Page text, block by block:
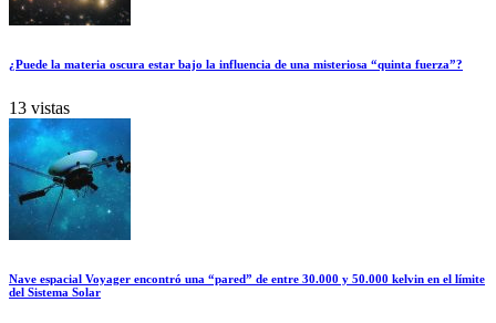
¿Puede la materia oscura estar bajo la influencia de una misteriosa “quinta fuerza”?
13 vistas
Nave espacial Voyager encontró una “pared” de entre 30.000 y 50.000 kelvin en el límite
del Sistema Solar